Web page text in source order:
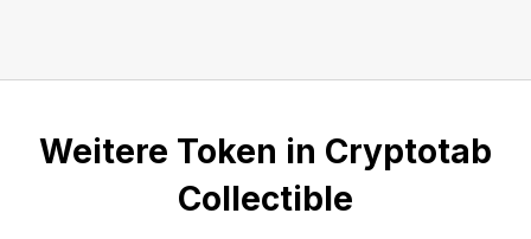
Weitere Token in Cryptotab
Collectible